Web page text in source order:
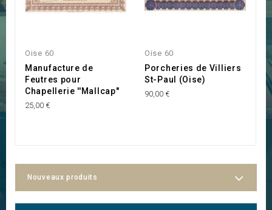
Oise 60
Manufacture de
Feutres pour
Chapellerie ''Mallcap''
25,00 €
Oise 60
Porcheries de Villiers
St-Paul (Oise)
90,00 €
Nouveaux produits